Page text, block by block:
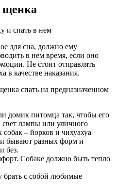
щенка
и спать в нем
для сна, должно ему
в нем время, если оно
Не стоит отправлять
в качестве наказания.
спать на предназначенном
домик питомца так, чтобы его
свет лампы или уличного
– йорков и чихуахуа
бывают разных форм и
без.
Собаке должно быть тепло
брать с собой любимые